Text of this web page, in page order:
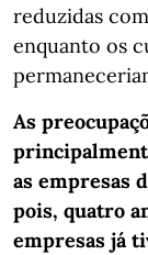
reduzidas
enquanto os
As
as empresas
pois, quatro
empresas já